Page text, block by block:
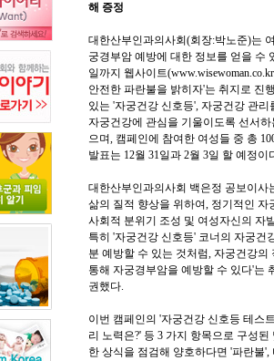
해 증정
대한산부인과의사회(회장:박노준)는
궁경부암 예방에 대한 정보를 얻을 수
일까지 웹사이트
안전한 파란불을 밝히자'는 취지로 진
있는 '자궁건강 신호등', 자궁건강 관
자궁건강에 관심을 기울이도록 선서
으며, 캠페인에 참여한 여성들 중 총
발표는 12월 31일과 2월 3일 할 예정이
대한산부인과의사회 백은정 공보이
삶의 질적 향상을 위하여, 정기적인
사회적 분위기 조성 및 여성자신의 자
특히 '자궁건강 신호등' 코너의 자궁건
분 예방할 수 있는 것처럼, 자궁건강
통해 자궁경부암을 예방할 수 있다'는
권했다.
이번 캠페인의 '자궁건강 신호등 테스
리 노력은?' 등 3 가지 항목으로 구성
한 상식을 점검해 양호하다면 '파란불